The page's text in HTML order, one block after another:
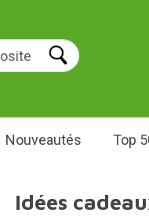
Nouveautés Top
Idées